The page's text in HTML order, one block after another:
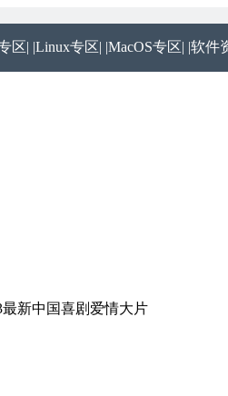
区| |Linux专区| |MacOS专区| |软件
新中国喜剧爱情大片